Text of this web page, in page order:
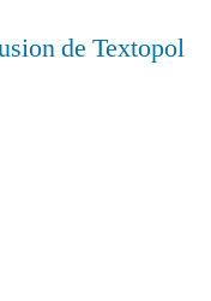
de Textopol